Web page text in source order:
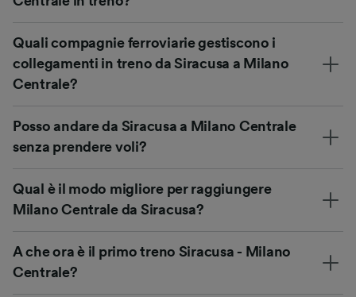
Quali compagnie ferroviarie gestiscono i
collegamenti in treno da Siracusa a Milano
Centrale?
Posso andare da Siracusa a Milano Centrale
senza prendere voli?
Qual è il modo migliore per raggiungere
Milano Centrale da Siracusa?
A che ora è il primo treno Siracusa - Milano
Centrale?